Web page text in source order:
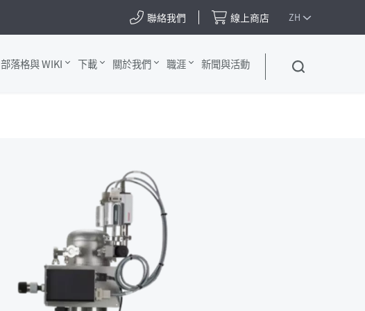
聯絡我們 線上商店 ZH
部落格與 WIKI 下載 關於我們 職涯 新聞與活動